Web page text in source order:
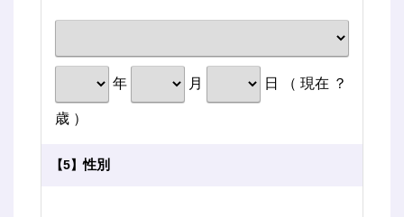
年 月 日 （ 現在 ？
歳 ）
【5】性別